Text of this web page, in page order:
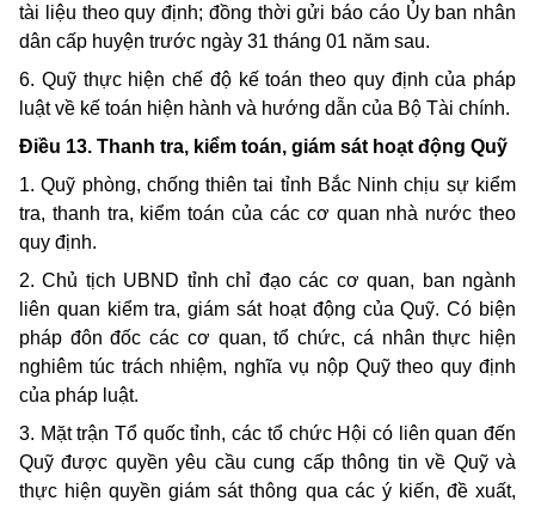
tài liệu theo quy định; đồng thời gửi báo cáo Ủy ban nhân
dân cấp huyện trước ngày 31 tháng 01 năm sau.
6. Quỹ thực hiện chế độ kế toán theo quy định của pháp
luật về kế toán hiện hành và hướng dẫn của Bộ Tài chính.
Điều 13. Thanh tra, kiểm toán, giám sát hoạt động Quỹ
1. Quỹ phòng, chống thiên tai tỉnh Bắc Ninh chịu sự kiểm
tra, thanh tra, kiểm toán của các cơ quan nhà nước theo
quy định.
2. Chủ tịch UBND tỉnh chỉ đạo các cơ quan, ban ngành
liên quan kiểm tra, giám sát hoạt động của Quỹ. Có biện
pháp đôn đốc các cơ quan, tổ chức, cá nhân thực hiện
nghiêm túc trách nhiệm, nghĩa vụ nộp Quỹ theo quy định
của pháp luật.
3. Mặt trận Tổ quốc tỉnh, các tổ chức Hội có liên quan đến
Quỹ được quyền yêu cầu cung cấp thông tin về Quỹ và
thực hiện quyền giám sát thông qua các ý kiến, đề xuất,